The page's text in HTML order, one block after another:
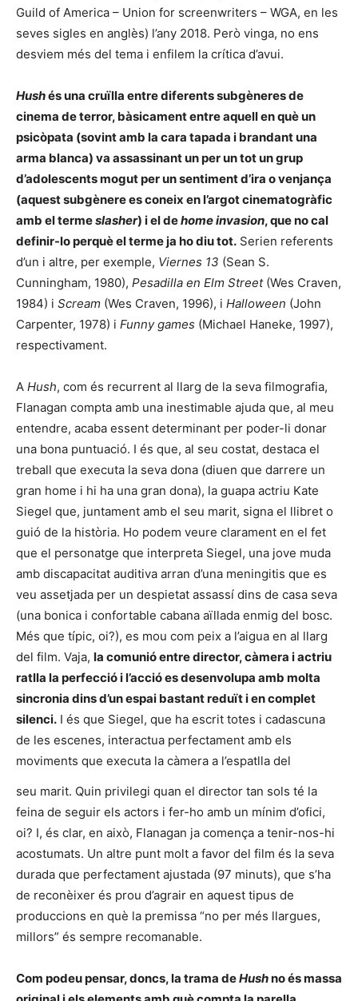
Guild of America – Union for screenwriters – WGA, en les
seves sigles en anglès) l’any 2018. Però vinga, no ens
desviem més del tema i enfilem la crítica d’avui.
Hushés una cruïlla entre diferents subgèneres de
cinema de terror, bàsicament entre aquell en què un
psicòpata (sovint amb la cara tapada i brandant una
arma blanca) va assassinant un per un tot un grup
d’adolescents mogut per un sentiment d’ira o venjança
(aquest subgènere es coneix en l’argot cinematogràfic
amb el termeslasher) i el dehome invasion, que no cal
definir-lo perquè el terme ja ho diu tot. Serien referents
d’un i altre, per exemple, Viernes 13 (Sean S.
Cunningham, 1980), Pesadilla en Elm Street(Wes Craven,
1984) i Scream (Wes Craven, 1996), i Halloween (John
Carpenter, 1978) i Funny games (Michael Haneke, 1997),
respectivament.
A Hush, com és recurrent al llarg de la seva filmografia,
Flanagan compta amb una inestimable ajuda que, al meu
entendre, acaba essent determinant per poder-li donar
una bona puntuació. I és que, al seu costat, destaca el
treball que executa la seva dona (diuen que darrere un
gran home i hi ha una gran dona), la guapa actriu Kate
Siegel que, juntament amb el seu marit, signa el llibret o
guió de la història. Ho podem veure clarament en el fet
que el personatge que interpreta Siegel, una jove muda
amb discapacitat auditiva arran d’una meningitis que es
veu assetjada per un despietat assassí dins de casa seva
(una bonica i confortable cabana aïllada enmig del bosc.
Més que típic, oi?), es mou com peix a l’aigua en al llarg
del film. Vaja, la comunió entre director, càmera i actriu
ratlla la perfecció i l’acció es desenvolupa amb molta
sincronia dins d’un espai bastant reduït i en complet
silenci. I és que Siegel, que ha escrit totes i cadascuna
de les escenes, interactua perfectament amb els
moviments que executa la càmera a l’espatlla del
seu marit. Quin privilegi quan el director tan sols té la
feina de seguir els actors i fer-ho amb un mínim d’ofici,
oi? I, és clar, en això, Flanagan ja comença a tenir-nos-hi
acostumats. Un altre punt molt a favor del film és la seva
durada que perfectament ajustada (97 minuts), que s’ha
de reconèixer és prou d’agrair en aquest tipus de
produccions en què la premissa “no per més llargues,
millors” és sempre recomanable.
Com podeu pensar, doncs, la trama deHushno és massa